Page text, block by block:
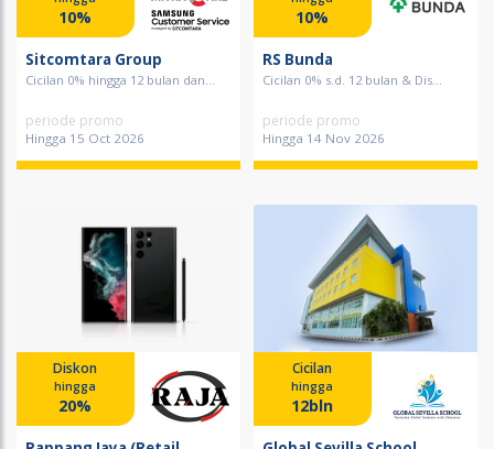
10%
Sitcomtara Group
Cicilan 0% hingga 12 bulan dan...
periode promo
Hingga 15 Oct 2026
10%
RS Bunda
Cicilan 0% s.d. 12 bulan & Dis...
periode promo
Hingga 14 Nov 2026
Diskon
hingga
20%
Cicilan
hingga
12bln